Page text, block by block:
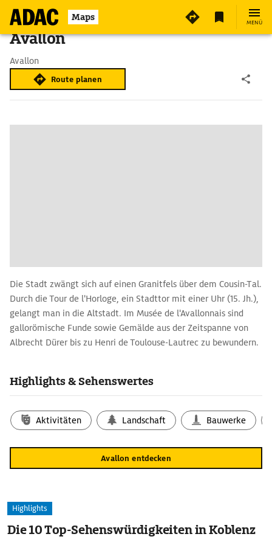
Maps MENÜ
Avallon
Avallon
Route planen
Die Stadt zwängt sich auf einen Granitfels über dem Cousin-Tal.
Durch die Tour de l'Horloge, ein Stadttor mit einer Uhr (15. Jh.),
gelangt man in die Altstadt. Im Musée de l'Avallonnais sind
gallorömische Funde sowie Gemälde aus der Zeitspanne von
Albrecht Dürer bis zu Henri de Toulouse-Lautrec zu bewundern.
Figurenprogramm.
und Accessoires des 17.-20. Jh. präsentiert das Musée du
Costume im Barockpalais Condé.
Highlights & Sehenswertes
Aktivitäten Landschaft Bauwerke
Avallon entdecken
Highlights
Die 10 Top-Sehenswürdigkeiten in Koblenz